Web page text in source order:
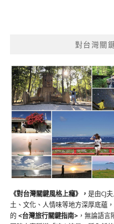
對台灣關
《對台灣關鍵風格上癮》 ， 是由CJ
土、文化、人情味等地方深厚底蘊
的 <台灣旅行關鍵指南> ，無論語言